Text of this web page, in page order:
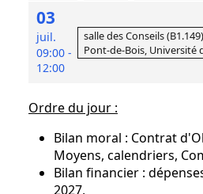
03
juil.
09:00 -
12:00
salle des Conseils
Pont-de-Bois, Université
Ordre du jour :
Bilan moral : Contrat
Moyens, calendriers,
Bilan financier :
2027,